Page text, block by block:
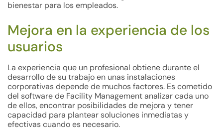
bienestar para los empleados.
Mejora en la experiencia de los
usuarios
La experiencia que un profesional obtiene durante el
desarrollo de su trabajo en unas instalaciones
corporativas depende de muchos factores. Es cometido
del software de Facility Management analizar cada uno
de ellos, encontrar posibilidades de mejora y tener
capacidad para plantear soluciones inmediatas y
efectivas cuando es necesario.